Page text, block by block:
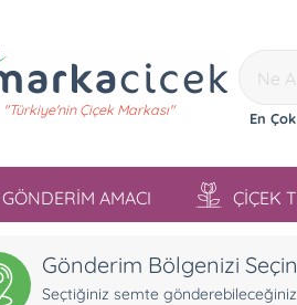
"Türkiye'nin Çiçek Markası" En
GÖNDERİM AMACI ÇİÇEK
Gönderim Bölgenizi Seçin
Seçtiğiniz semte